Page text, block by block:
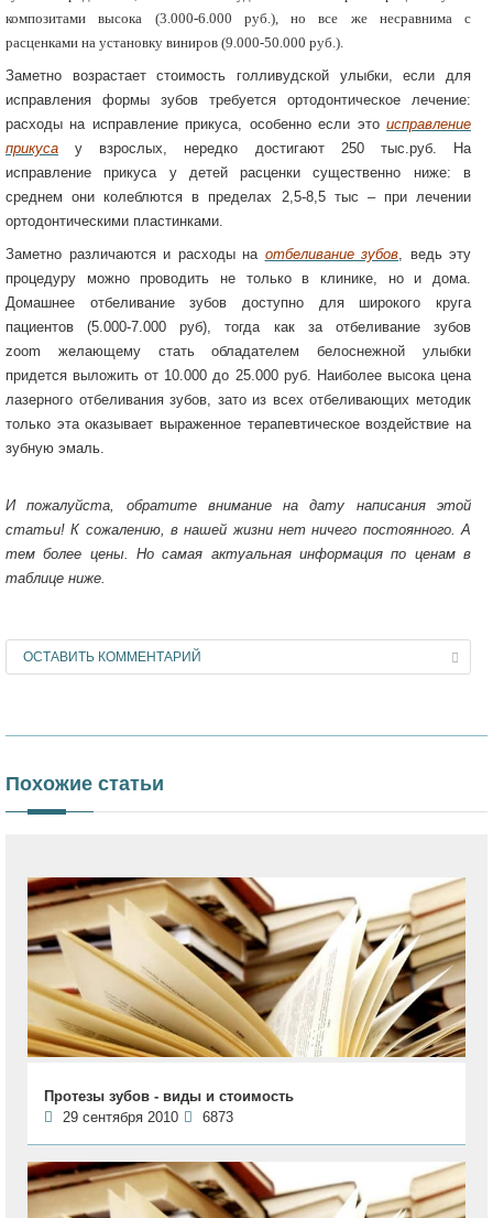
композитами высока (3.000-6.000 руб.), но все же несравнима с
расценками на установку виниров (9.000-50.000 руб.).
Заметно возрастает стоимость голливудской улыбки, если для
исправления формы зубов требуется ортодонтическое лечение:
расходы на исправление прикуса, особенно если это исправление
прикуса
у взрослых, нередко достигают 250 тыс.руб. На
исправление прикуса у детей расценки существенно ниже: в
среднем они колеблются в пределах 2,5-8,5 тыс – при лечении
ортодонтическими пластинками.
Заметно различаются и расходы на отбеливание зубов , ведь эту
процедуру можно проводить не только в клинике, но и дома.
Домашнее отбеливание зубов доступно для широкого круга
пациентов (5.000-7.000 руб), тогда как за отбеливание зубов
zoom желающему стать обладателем белоснежной улыбки
придется выложить от 10.000 до 25.000 руб. Наиболее высока цена
лазерного отбеливания зубов, зато из всех отбеливающих методик
только эта оказывает выраженное терапевтическое воздействие на
зубную эмаль.
И пожалуйста, обратите внимание на дату написания этой
статьи! К сожалению, в нашей жизни нет ничего постоянного. А
тем более цены. Но самая актуальная информация по ценам в
таблице ниже.
ОСТАВИТЬ КОММЕНТАРИЙ
Похожие статьи
Протезы зубов - виды и стоимость
29 сентября 2010
6873